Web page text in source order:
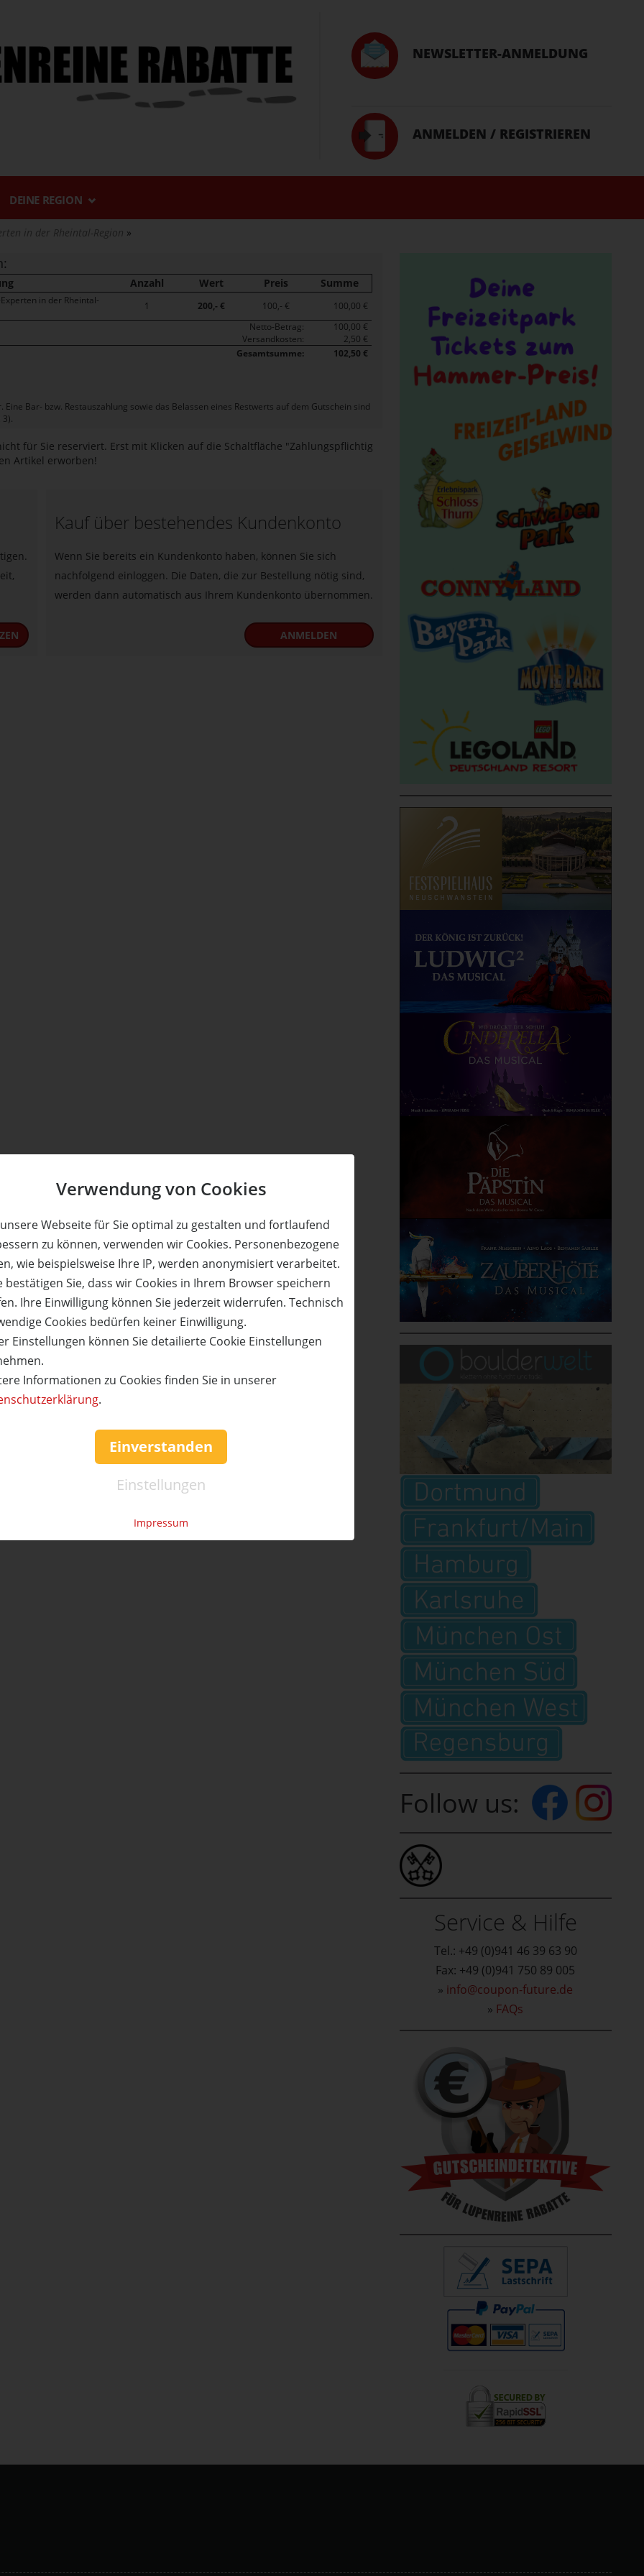
Verwendung von Cookies
Webseite für Sie optimal zu gestalten und fortlaufend
zu können, verwenden wir Cookies. Personenbezogene
wie beispielsweise Ihre IP, werden anonymisiert verarbeitet.
bestätigen Sie, dass wir Cookies in Ihrem Browser speichern
Ihre Einwilligung können Sie jederzeit widerrufen. Technisch
Cookies bedürfen keiner Einwilligung.
Einstellungen können Sie detailierte Cookie Einstellungen
Informationen zu Cookies finden Sie in unserer
.
Einverstanden
Einstellungen
Impressum
NEWSLETTER-ANMELDUNG
ANMELDEN / REGISTRIEREN
DEINE REGION
in der Rheintal-Region
Anzahl Wert Preis Summe
in der Rheintal-
1 200,- € 100,- €
100,00 €
Netto-Betrag:
100,00 €
Versandkosten:
2,50 €
Gesamtsumme:
102,50 €
Bar- bzw. Restauszahlung sowie das Belassen eines Restwerts auf dem Gutschein sind
für Sie reserviert. Erst mit Klicken auf die Schaltfläche "Zahlungspflichtig
Artikel erworben!
Kauf über bestehendes Kundenkonto
Wenn Sie bereits ein Kundenkonto haben, können Sie sich
nachfolgend einloggen. Die Daten, die zur Bestellung nötig sind,
werden dann automatisch aus Ihrem Kundenkonto übernommen.
ANMELDEN
Follow us:
Service & Hilfe
Tel.: +49 (0)941 46 39 63 90
Fax: +49 (0)941 750 89 005
» info@coupon-future.de
» FAQs